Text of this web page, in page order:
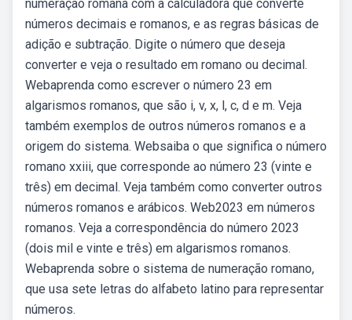
numeração romana com a calculadora que converte
números decimais e romanos, e as regras básicas de
adição e subtração. Digite o número que deseja
converter e veja o resultado em romano ou decimal.
Webaprenda como escrever o número 23 em
algarismos romanos, que são i, v, x, l, c, d e m. Veja
também exemplos de outros números romanos e a
origem do sistema. Websaiba o que significa o número
romano xxiii, que corresponde ao número 23 (vinte e
três) em decimal. Veja também como converter outros
números romanos e arábicos. Web2023 em números
romanos. Veja a correspondência do número 2023
(dois mil e vinte e três) em algarismos romanos.
Webaprenda sobre o sistema de numeração romano,
que usa sete letras do alfabeto latino para representar
números.